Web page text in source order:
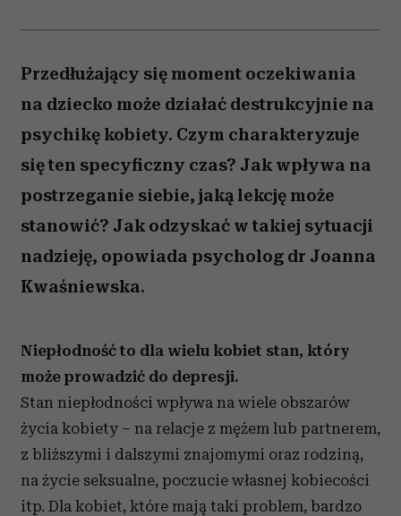
Przedłużający się moment oczekiwania
na dziecko może działać destrukcyjnie na
psychikę kobiety. Czym charakteryzuje
się ten specyficzny czas? Jak wpływa na
postrzeganie siebie, jaką lekcję może
stanowić? Jak odzyskać w takiej sytuacji
nadzieję, opowiada psycholog dr Joanna
Kwaśniewska.
Niepłodność to dla wielu kobiet stan, który
może prowadzić do depresji.
Stan niepłodności wpływa na wiele obszarów
życia kobiety – na relacje z mężem lub partnerem,
z bliższymi i dalszymi znajomymi oraz rodziną,
na życie seksualne, poczucie własnej kobiecości
itp. Dla kobiet, które mają taki problem, bardzo